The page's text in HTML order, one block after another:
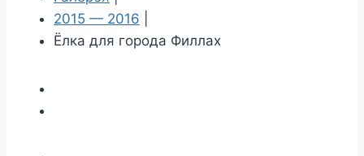
2015 — 2016
Ёлка для города Филлах